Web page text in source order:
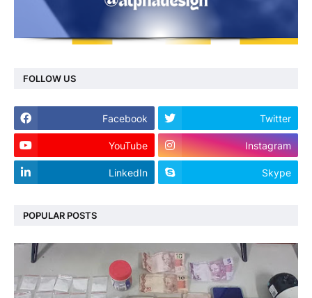
FOLLOW US
Facebook Twitter
YouTube Instagram
LinkedIn Skype
POPULAR POSTS